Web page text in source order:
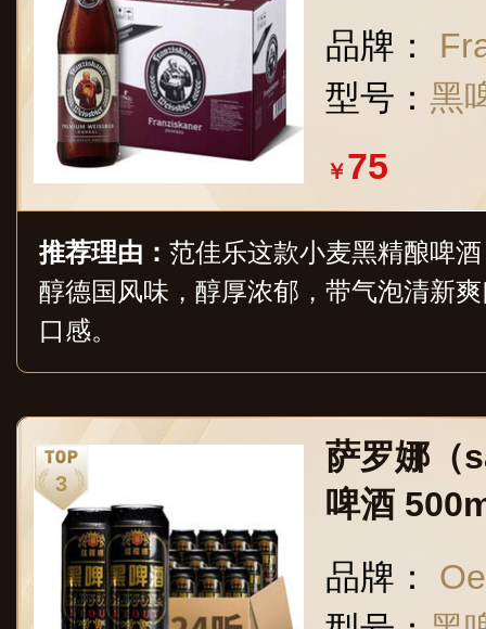
世界啤酒
品牌：
型号： 黑
￥75
推荐理由： 范佳乐这款小麦黑精酿啤
醇德国风味，醇厚浓郁，带气泡清新
口感。
萨罗娜（
啤酒
品牌：